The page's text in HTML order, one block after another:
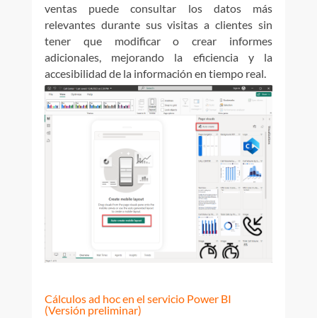
ventas puede consultar los datos más
relevantes durante sus visitas a clientes sin
tener que modificar o crear informes
adicionales, mejorando la eficiencia y la
accesibilidad de la información en tiempo real.
Cálculos ad hoc en el servicio Power BI
(Versión preliminar)